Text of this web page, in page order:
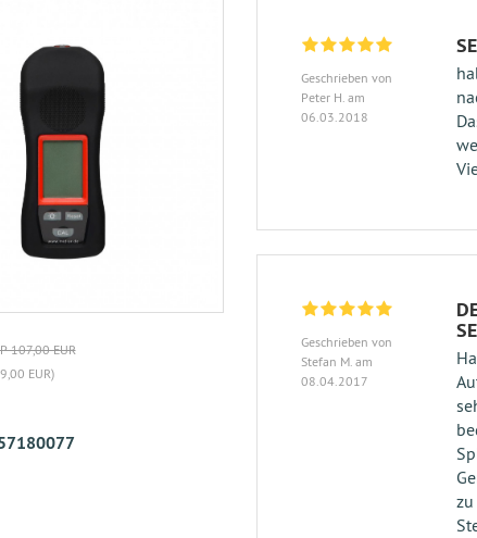
107,00 EUR
EUR)
Geschrieben von
Peter H. am
06.03.2018
Geschrieben von
Stefan M. am
08.04.2017